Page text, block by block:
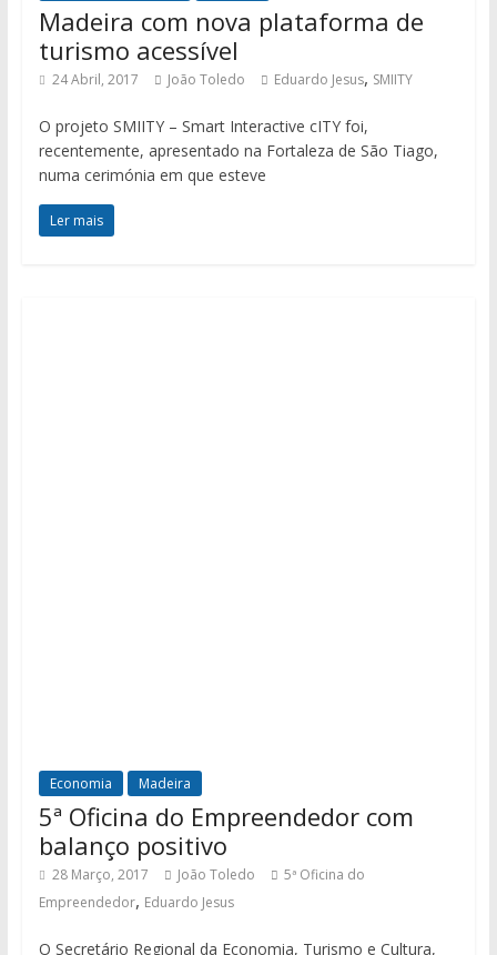
Madeira com nova plataforma de
turismo acessível
24 Abril, 2017 João Toledo Eduardo Jesus, SMIITY
O projeto SMIITY – Smart Interactive cITY foi,
recentemente, apresentado na Fortaleza de São Tiago,
numa cerimónia em que esteve
Ler mais
Economia Madeira
5ª Oficina do Empreendedor com
balanço positivo
28 Março, 2017 João Toledo
5ª Oficina do
Empreendedor, Eduardo Jesus
O Secretário Regional da Economia, Turismo e Cultura,